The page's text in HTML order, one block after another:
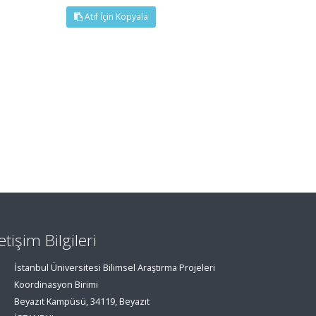
Atıf İçin Kopyala
Bilgileri
İstanbul Üniversitesi Bilimsel Araştırma Projeleri
Koordinasyon Birimi
Beyazıt Kampüsü, 34119, Beyazıt